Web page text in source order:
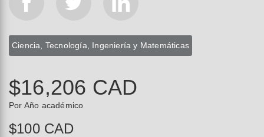
Ciencia, Tecnología, Ingeniería y Matemáticas
$16,206 CAD
Por Año académico
$100 CAD